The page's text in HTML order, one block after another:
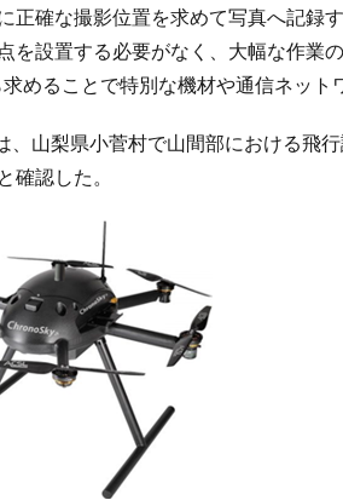
正確な撮影位置を求めて写真へ記録
を設置する必要がなく、大幅な作業
めることで特別な機材や通信ネット
、山梨県小菅村で山間部における飛
確認した。